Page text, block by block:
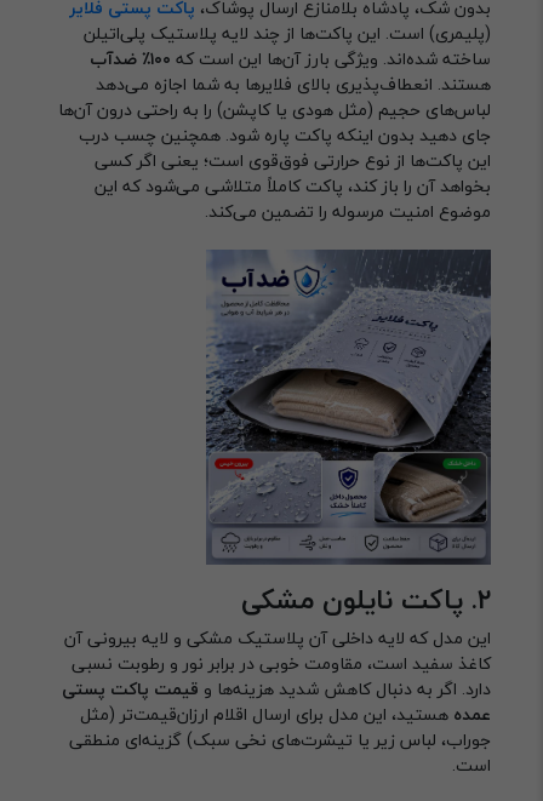
بدون شک، پادشاه بلامنازع ارسال پوشاک، پاکت پستی فلایر
(پلیمری) است. این پاکت‌ها از چند لایه پلاستیک پلی‌اتیلن
ساخته شده‌اند. ویژگی بارز آن‌ها این است که ۱۰۰٪ ضدآب
هستند. انعطاف‌پذیری بالای فلایرها به شما اجازه می‌دهد
لباس‌های حجیم (مثل هودی یا کاپشن) را به راحتی درون آن‌ها
جای دهید بدون اینکه پاکت پاره شود. همچنین چسب درب
این پاکت‌ها از نوع حرارتی فوق‌قوی است؛ یعنی اگر کسی
بخواهد آن را باز کند، پاکت کاملاً متلاشی می‌شود که این
موضوع امنیت مرسوله را تضمین می‌کند.
۲. پاکت نایلون مشکی
این مدل که لایه داخلی آن پلاستیک مشکی و لایه بیرونی آن
کاغذ سفید است، مقاومت خوبی در برابر نور و رطوبت نسبی
دارد. اگر به دنبال کاهش شدید هزینه‌ها و قیمت پاکت پستی
عمده هستید، این مدل برای ارسال اقلام ارزان‌قیمت‌تر (مثل
جوراب، لباس زیر یا تیشرت‌های نخی سبک) گزینه‌ای منطقی
است.